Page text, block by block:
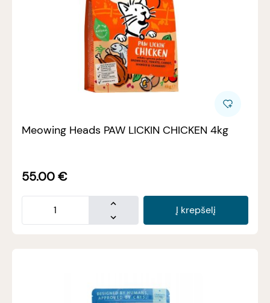
Meowing Heads PAW LICKIN CHICKEN 4kg
55.00€
Į krepšelį